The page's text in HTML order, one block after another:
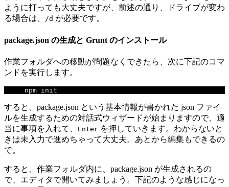
ように打っても大丈夫ですが、前述の通り、ドライブが変わ
る場合は、
/d が必要です。
package.json の生成と Grunt のインストール
作業フォルダへの移動が問題なくできたら、次に下記のコマ
ンドを実行します。
npm init
すると、package.json という基本情報が書かれた json ファイ
ルを生成するための対話式ウィザードが始まりますので、適
当に事項を入れて、
Enter を押していきます。わからないと
きは未入力で進めちゃって大丈夫。あとから編集もできるの
で。
すると、作業フォルダ内に、package.json が生成されるの
で、エディタで開いてみましょう。下記のような感じになっ